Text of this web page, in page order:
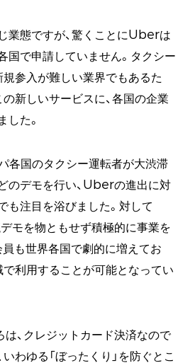
業態ですが、驚くことにUberは
国で申請していません。タクシー
規参入が難しい業界でもあるた
新しいサービスに、各国の企業
した。
各国のタクシー運転者が大渋滞
のデモを行い、Uberの進出に対
も注目を浴びました。対して
モを物ともせず積極的に事業を
も世界各国で劇的に増えてお
で利用することが可能となってい
、クレジットカード決済なので
わゆる「ぼったくり」を防ぐとこ